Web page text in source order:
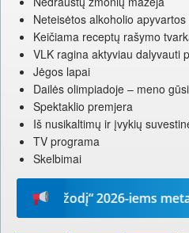
Neteisėtos alkoholio
Keičiama receptų rašymo
VLK ragina aktyviau dalyvauti
Jėgos lapai
Dailės olimpiadoje – meno
Spektaklio premjera
Iš nusikaltimų ir įvykių
TV programa
Skelbimai
žodį“ 2026-iems